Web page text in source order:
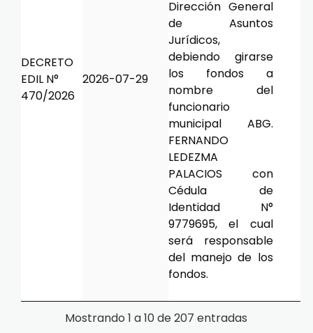
DECRETO
EDIL N°
470/2026
2026-07-29
Dirección General
de Asuntos
Jurídicos,
debiendo girarse
los fondos a
nombre del
funcionario
municipal ABG.
FERNANDO
LEDEZMA
PALACIOS con
Cédula de
Identidad N°
9779695, el cual
será responsable
del manejo de los
fondos.
Mostrando 1 a 10 de 207 entradas